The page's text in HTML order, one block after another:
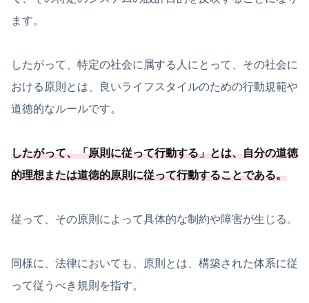
ます。
したがって、特定の社会に属する人にとって、その社会に
おける原則とは、良いライフスタイルのための行動規範や
道徳的なルールです。
したがって、「原則に従って行動する」とは、自分の道徳
的理想または道徳的原則に従って行動することである。
従って、その原則によって具体的な制約や障害が生じる。
同様に、法律においても、原則とは、構築された体系に従
って従うべき規則を指す。